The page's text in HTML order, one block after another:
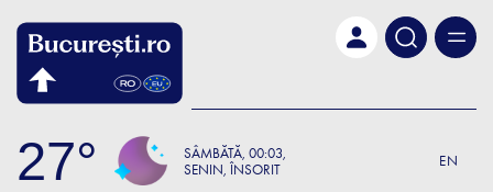
27 SÂMBĂTĂ 00:03
SENIN, ÎNSORIT
EN